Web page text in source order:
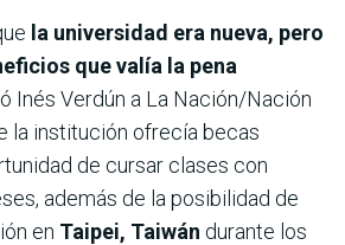
la universidad era nueva, pero
que valía la pena
Inés Verdún a La Nación/Nación
la institución ofrecía becas
de cursar clases con
además de la posibilidad de
en Taipei, Taiwán durante los